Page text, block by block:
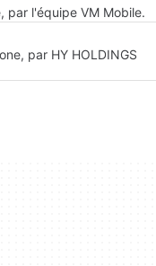
par l'équipe VM Mobile.
par HY HOLDINGS